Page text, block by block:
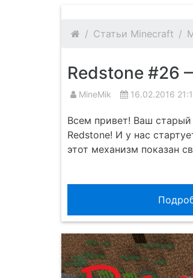
Статьи Minecraft
Redstone #26
MineMik 16.02.2016
Всем привет! Ваш
Redstone! И у нас
этот механизм показан